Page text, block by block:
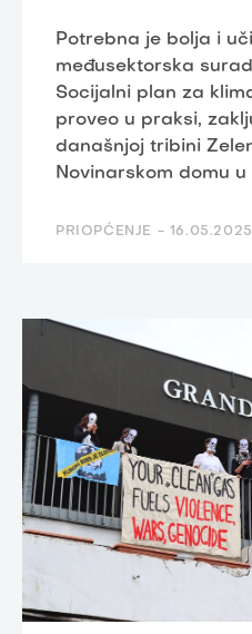
Potrebna je bolja i
međusektorska
Socijalni plan za
proveo u praksi,
današnjoj tribini
Novinarskom domu
PRIOPĆENJE -